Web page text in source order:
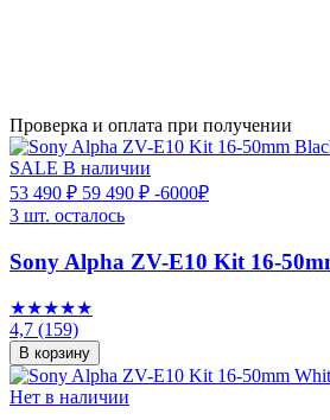
Проверка и оплата при получении
SALE В наличии
53 490 ₽ 59 490 ₽ -6000₽
3 шт. осталось
Sony Alpha ZV-E10 Kit 16-
★★★★★
4,7 (159)
В корзину
Нет в наличии